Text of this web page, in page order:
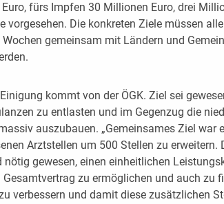
fürs Impfen 30 Millionen Euro, drei
vorgesehen. Die konkreten Ziele müssen
gemeinsam mit Ländern und
kommt von der ÖGK. Ziel sei
zu entlasten und im Gegenzug die
auszubauen. „Gemeinsames Ziel war
Arztstellen um 500 Stellen zu erweitern.
nötig gewesen, einen einheitlichen
zu ermöglichen und auch zu
verbessern und damit diese zusätzlichen